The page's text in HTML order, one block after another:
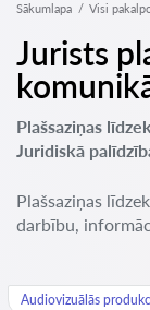
Sākumlapa Visi
Jurists
Plašsaziņas
Juridiskā
Plašsaziņas
darbību,
Audiovizuālās